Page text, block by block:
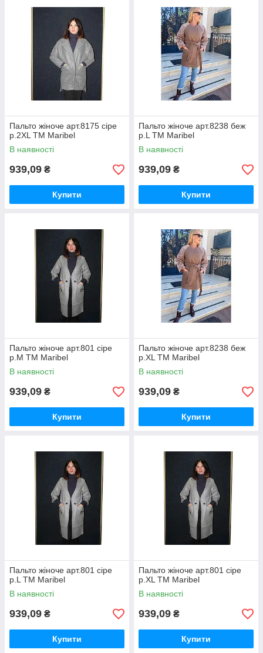
Пальто жіноче арт.8175 сіре
р.2XL ТМ Maribel
В наявності
939,09 ₴
Купити
Пальто жіноче арт.8238 беж
р.L ТМ Maribel
В наявності
939,09 ₴
Купити
Пальто жіноче арт.801 сіре
р.M ТМ Maribel
В наявності
939,09 ₴
Купити
Пальто жіноче арт.8238 беж
р.XL ТМ Maribel
В наявності
939,09 ₴
Купити
Пальто жіноче арт.801 сіре
р.L ТМ Maribel
В наявності
939,09 ₴
Купити
Пальто жіноче арт.801 сіре
р.XL ТМ Maribel
В наявності
939,09 ₴
Купити